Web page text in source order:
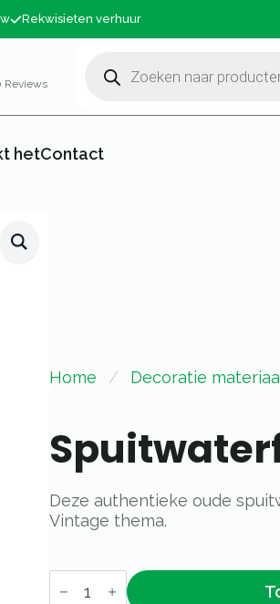
Rekwisieten verhuur
Reviews
zoeken
hetContact
Home Decoratie
Deze authentieke oude
Vintage thema.
Spuitwaterfles
aantal